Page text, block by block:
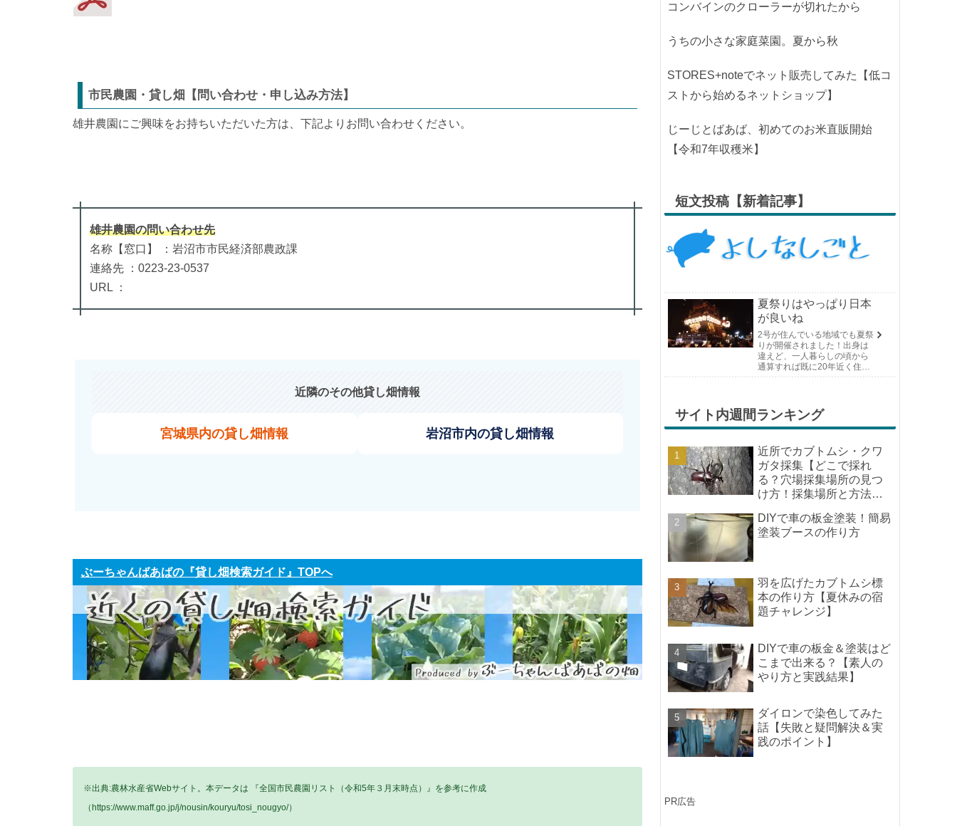
市民農園・貸し畑【問い合わせ・申し込み方法】
雄井農園にご興味をお持ちいただいた方は、下記よりお問い合わせください。
雄井農園の問い合わせ先
名称【窓口】 ：岩沼市市民経済部農政課
連絡先 ：0223-23-0537
URL ：
近隣のその他貸し畑情報
宮城県内の貸し畑情報 岩沼市内の貸し畑情報
ぶーちゃんばあばの『貸し畑検索ガイド』TOPへ
※出典:農林水産省Webサイト。本データは 『全国市民農園リスト（令和5年３月末時点）』を参考に作成
（https://www.maff.go.jp/j/nousin/kouryu/tosi_nougyo/）
コンバインのクローラーが切れたから
うちの小さな家庭菜園。夏から秋
STORES+noteでネット販売してみた【低コ
ストから始めるネットショップ】
じーじとばあば、初めてのお米直販開始
【令和7年収穫米】
短文投稿【新着記事】
夏祭りはやっぱり日本
が良いね
2号が住んでいる地域でも夏祭
りが開催されました！出身は
違えど、一人暮らしの頃から
通算すれば既に20年近く住ん
す。そして、それは2号嫁も同
じようで、夏祭りが近いづい...
サイト内週間ランキング
近所でカブトムシ・クワ
ガタ採集【どこで採れ
る？穴場採集場所の見つ
け方！採集場所と方法や
DIYで車の板金塗装！簡易
塗装ブースの作り方
羽を広げたカブトムシ標
本の作り方【夏休みの宿
題チャレンジ】
DIYで車の板金＆塗装はど
こまで出来る？【素人の
やり方と実践結果】
ダイロンで染色してみた
話【失敗と疑問解決＆実
践のポイント】
PR広告